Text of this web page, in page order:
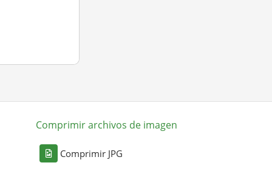
Comprimir archivos de imagen
Comprimir JPG